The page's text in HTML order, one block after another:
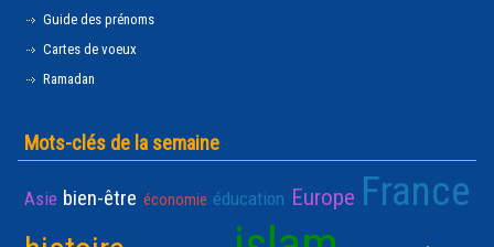
Guide des prénoms
Cartes de voeux
Ramadan
Mots-clés de la semaine
Asie bien-être économie éducation Europe France